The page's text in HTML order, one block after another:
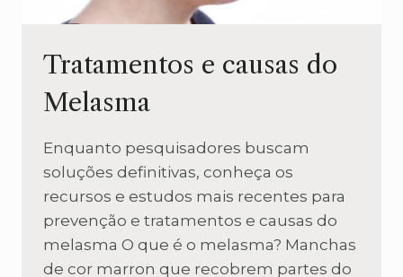
Tratamentos e causas do
Melasma
Enquanto pesquisadores buscam
soluções definitivas, conheça os
recursos e estudos mais recentes para
prevenção e tratamentos e causas do
melasma O que é o melasma? Manchas
de cor marron que recobrem partes do